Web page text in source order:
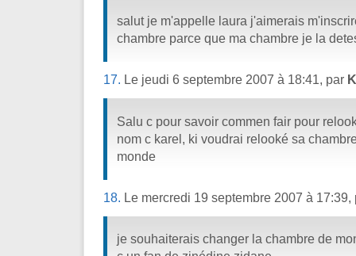
salut je m'appelle laura j'aimerais
chambre parce que ma chambre je la
17. Le jeudi 6 septembre 2007 à 18:41, par
Salu c pour savoir commen fair pour
nom c karel, ki voudrai relooké sa
monde
18. Le mercredi 19 septembre 2007 à
je souhaiterais changer la chambre de